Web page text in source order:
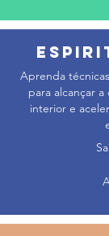
Aprenda
para alcançar
interior e